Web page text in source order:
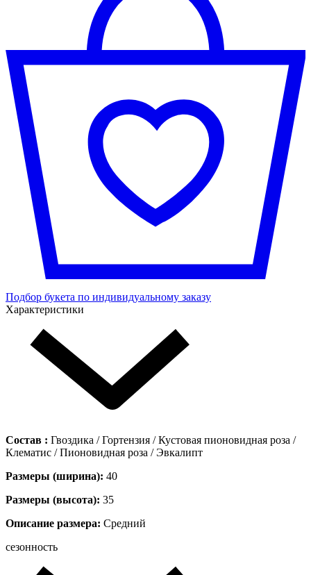
Подбор букета по индивидуальному заказу
Характеристики
Состав : Гвоздика / Гортензия / Кустовая пионовидная роза /
Клематис / Пионовидная роза / Эвкалипт
Размеры (ширина): 40
Размеры (высота): 35
Описание размера: Средний
сезонность